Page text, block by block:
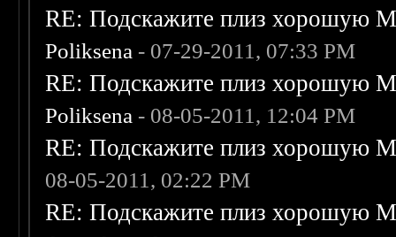
RE: Подскажите плиз хорошую
Poliksena - 07-29-2011, 07:33 PM
RE: Подскажите плиз хорошую
Poliksena - 08-05-2011, 12:04 PM
RE: Подскажите плиз хорошую
08-05-2011, 02:22 PM
RE: Подскажите плиз хорошую